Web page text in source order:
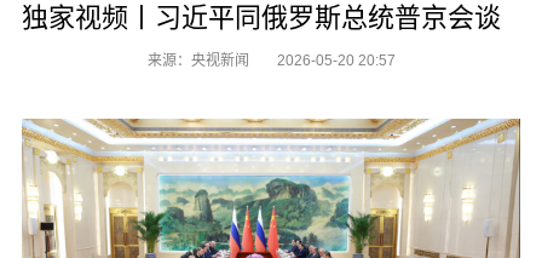
独家视频丨习近平同俄罗斯总统普京会谈
来源：央视新闻 2026-05-20 20:57